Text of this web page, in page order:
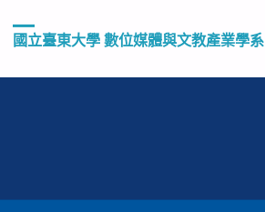
國立臺東大學 數位媒體與文教產業學系